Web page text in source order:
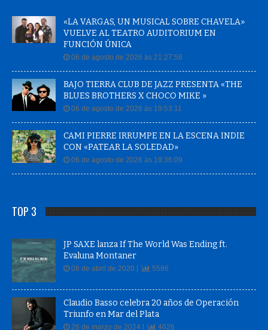
«LA VARGAS, UN MUSICAL SOBRE CHAVELA»
VUELVE AL TEATRO AUDITORIUM EN
FUNCIÓN ÚNICA
06 de agosto de 2026 às 21:27:58
BAJO TIERRA CLUB DE JAZZ PRESENTA «THE
BLUES BROTHERS X CHOCO MIKE »
06 de agosto de 2026 às 19:53:11
CAMI PIERRE IRRUMPE EN LA ESCENA INDIE
CON «PATEAR LA SOLEDAD»
06 de agosto de 2026 às 19:36:09
TOP 3
JP SAXE lanza If The World Was Ending ft.
Evaluna Montaner
08 de abril de 2020 | 5596
Claudio Basso celebra 20 años de Operación
Triunfo en Mar del Plata
26 de marzo de 2024 | 4626